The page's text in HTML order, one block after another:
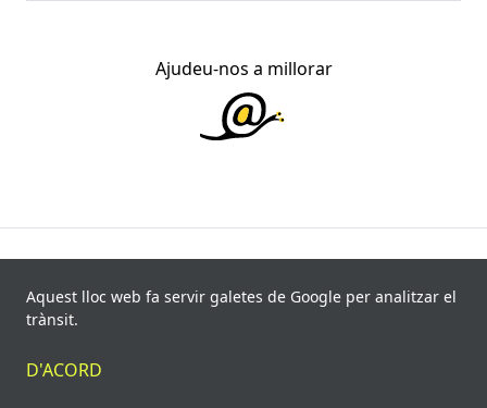
Ajudeu-nos a millorar
recollides de 840 fonts i 8.113 informants. Última
Aquest lloc web fa servir galetes de Google per analitzar el
trànsit.
D'ACORD